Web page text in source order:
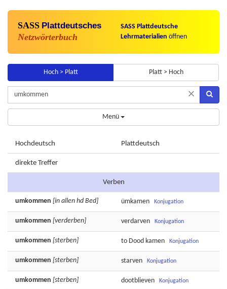
SASS Plattdeutsches
Netzwörterbuch
SASS Plattdeutsche
Lehrmaterialien öffnen
Hoch > Platt Platt > Hoch
×
Menü
Hochdeutsch Plattdeutsch
direkte Treffer
Verben
umkommen [in allen hd Bed] ümkamen Konjugation
umkommen [verderben] verdarven Konjugation
umkommen [sterben] to Dood kamen Konjugation
umkommen [sterben] starven Konjugation
umkommen [sterben] dootblieven Konjugation